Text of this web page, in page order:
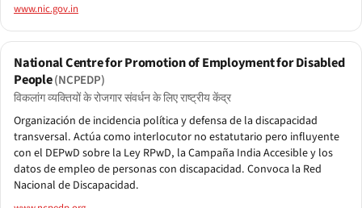
www.nic.gov.in
National Centre for Promotion of Employment for Disabled
People(NCPEDP)
विकलांग व्यक्तियों के रोजगार संवर्धन के लिए राष्ट्रीय केंद्र
Organización de incidencia política y defensa de la discapacidad
transversal. Actúa como interlocutor no estatutario pero influyente
con el DEPwD sobre la Ley RPwD, la Campaña India Accesible y los
datos de empleo de personas con discapacidad. Convoca la Red
Nacional de Discapacidad.